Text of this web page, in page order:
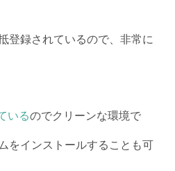
登録されているので、非常に
いるのでクリーンな環境で
をインストールすることも可